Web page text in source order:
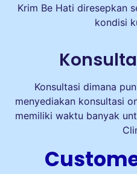
Krim Be Hati diresepkan
kondisi
Konsultasi dimana
menyediakan konsultasi
memiliki waktu banyak